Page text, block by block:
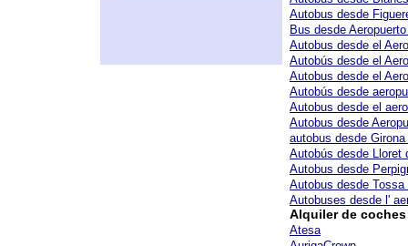
Autobus desde
Bus desde
Autobus desde el
Autobús desde el
Autobus desde el
Autobús desde
Autobus desde el
Autobus desde
autobus desde
Autobús desde Lloret
Autobus desde
Autobus desde
Autobuses desde l'
Alquiler de
Atesa